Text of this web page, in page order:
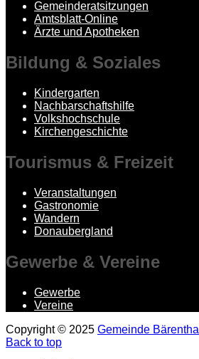
Gemeinderatsitzungen
Amtsblatt-Online
Ärzte und Apotheken
Bildung & Soziales
Kindergarten
Nachbarschaftshilfe
Volkshochschule
Kirchengeschichte
Tourismus & Freizeit
Veranstaltungen
Gastronomie
Wandern
Donaubergland
Gewerbe & Vereine
Gewerbe
Vereine
Copyright © 2025 Gemeinde Bärenthal
Back to top